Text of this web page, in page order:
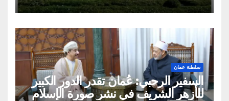
سلطنة عمان
السفير الرحبي: عُمان تقدر الدور الكبير
للأزهر الشريف في نشر صورة الإسلام